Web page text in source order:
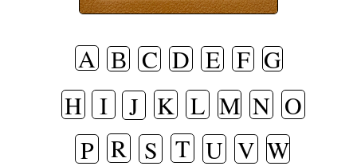
R
В
T
C E
D
S
A F G
I
H
P
J K L M N O
U V W